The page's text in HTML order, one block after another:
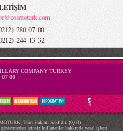
280 07 00
244 13 32
COMPANY TURKEY
07 00
Tüm Hakları Saklıdır. (0,03)
izinsiz kullananlar hakkında yasal işlem